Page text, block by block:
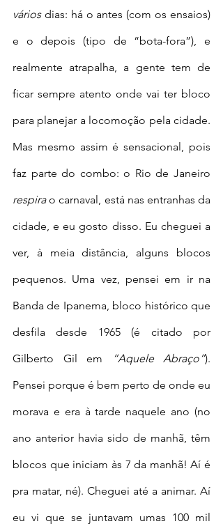
vários dias: há o antes (com os ensaios)
e o depois (tipo de “bota-fora”), e
realmente atrapalha, a gente tem de
ficar sempre atento onde vai ter bloco
para planejar a locomoção pela cidade.
Mas mesmo assim é sensacional, pois
respira o carnaval, está nas entranhas da
cidade, e eu gosto disso. Eu cheguei a
ver, à meia distância, alguns blocos
pequenos. Uma vez, pensei em ir na
Banda de Ipanema, bloco histórico que
desfila desde 1965 (é citado por
Gilberto Gil em
“Aquele Abraço”).
Pensei porque é bem perto de onde eu
morava e era à tarde naquele ano (no
ano anterior havia sido de manhã, têm
blocos que iniciam às 7 da manhã! Aí é
pra matar, né). Cheguei até a animar. Aí
eu vi que se juntavam umas 100 mil